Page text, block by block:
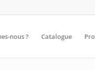
nous ? Catalogue